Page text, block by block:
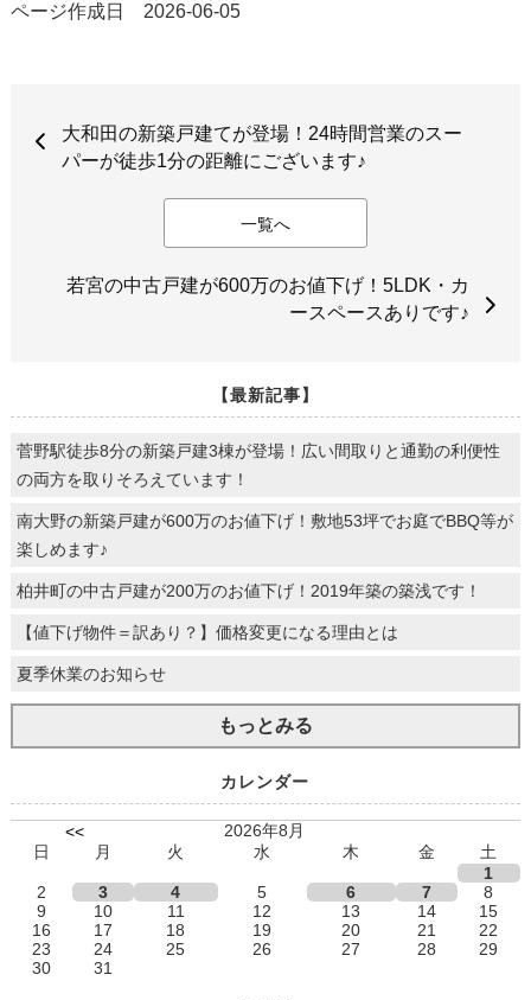
ページ作成日 2026-06-05
大和田の新築戸建てが登場！24時間営業のスー
パーが徒歩1分の距離にございます♪
一覧へ
若宮の中古戸建が600万のお値下げ！5LDK・カ
ースペースありです♪
【最新記事】
菅野駅徒歩8分の新築戸建3棟が登場！広い間取りと通勤の利便性
の両方を取りそろえています！
南大野の新築戸建が600万のお値下げ！敷地53坪でお庭でBBQ等が
楽しめます♪
柏井町の中古戸建が200万のお値下げ！2019年築の築浅です！
【値下げ物件＝訳あり？】価格変更になる理由とは
夏季休業のお知らせ
もっとみる
カレンダー
<<
2026年8月
日
月 火 水 木 金
土
1
2
3 4 5 6 7
8
9
10 11 12 13 14
15
16
17 18 19 20 21
22
23
24 25 26 27 28
29
30
31